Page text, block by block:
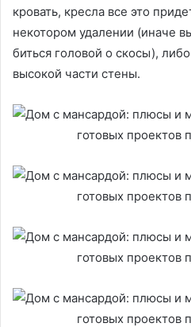
кровать, кресла все это
некотором удалении (иначе
биться головой о скосы),
высокой части стены.